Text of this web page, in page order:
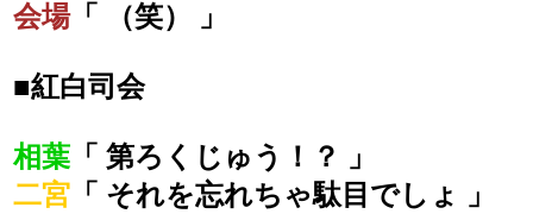
会場「 （笑） 」
■紅白司会
相葉 「 第ろくじゅう！？ 」
二宮 「 それを忘れちゃ駄目でしょ 」